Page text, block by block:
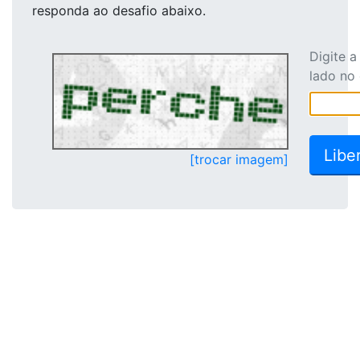
responda ao desafio abaixo.
[trocar imagem]
Digite
lado no